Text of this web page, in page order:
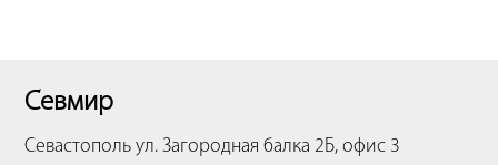
Севмир
Севастополь ул. Загородная балка 2Б, офис 3